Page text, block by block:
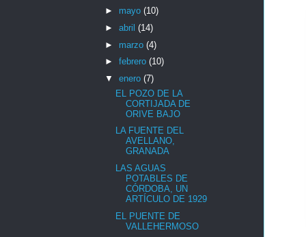
► mayo (10)
► abril (14)
► marzo (4)
► febrero (10)
▼ enero (7)
EL POZO DE LA
CORTIJADA DE
ORIVE BAJO
LA FUENTE DEL
AVELLANO,
GRANADA
LAS AGUAS
POTABLES DE
CÓRDOBA, UN
ARTÍCULO DE 1929
EL PUENTE DE
VALLEHERMOSO